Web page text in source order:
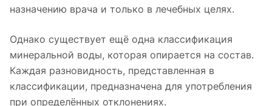
назначению врача и только в лечебных целях.
Однако существует ещё одна классификация
минеральной воды, которая опирается на состав.
Каждая разновидность, представленная в
классификации, предназначена для употребления
при определённых отклонениях.